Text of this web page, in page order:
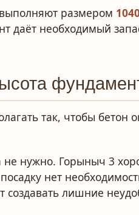
размером
даёт необходимый
так, чтобы бетон
нужно. Горыныч 3
нет
лишние